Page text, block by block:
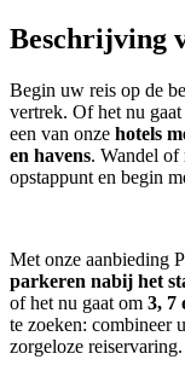
Beschrijving
Begin uw reis op de
vertrek. Of het nu
een van onze hotels
en havens. Wandel of
opstappunt en begin
Met onze aanbieding
parkeren nabij het
of het nu gaat om 3, 7
te zoeken: combineer
zorgeloze reiservaring.